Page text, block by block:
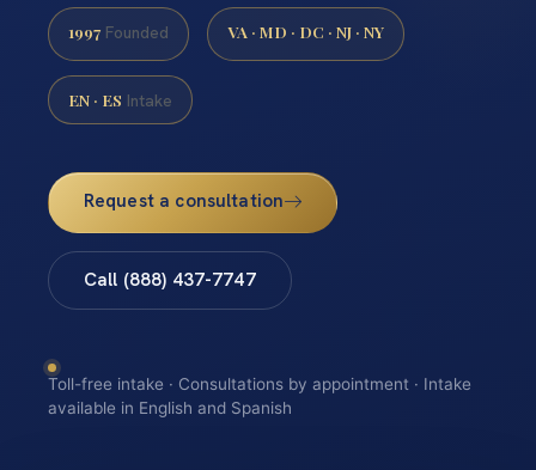
1997 Founded VA · MD · DC · NJ · NY
EN · ES Intake
Request a consultation
Call (888) 437-7747
Toll-free intake · Consultations by appointment · Intake
available in English and Spanish